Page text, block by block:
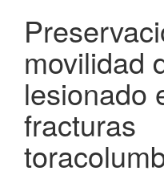
movilidad
lesionado
fracturas